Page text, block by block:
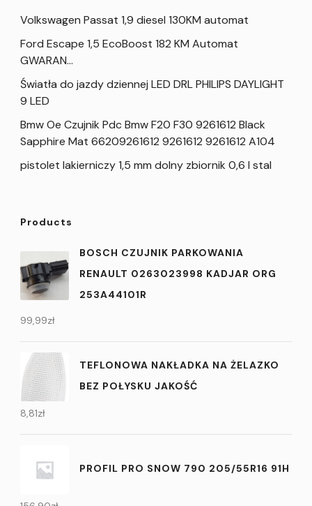
Volkswagen Passat 1,9 diesel 130KM automat
Ford Escape 1,5 EcoBoost 182 KM Automat
GWARAN…
Światła do jazdy dziennej LED DRL PHILIPS DAYLIGHT
9 LED
Bmw Oe Czujnik Pdc Bmw F20 F30 9261612 Black
Sapphire Mat 66209261612 9261612 9261612 A104
pistolet lakierniczy 1,5 mm dolny zbiornik 0,6 l stal
Products
BOSCH CZUJNIK PARKOWANIA
RENAULT 0263023998 KADJAR ORG
253A44101R
99,99zł
TEFLONOWA NAKŁADKA NA ŻELAZKO
BEZ POŁYSKU JAKOŚĆ
8,81zł
PROFIL PRO SNOW 790 205/55R16 91H